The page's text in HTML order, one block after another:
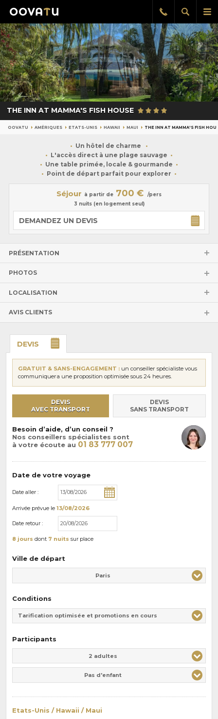
le
Afficher
la
Rappel
gratuit
THE INN AT MAMMA'S FISH HOUSE
OOVATU AMÉRIQUES ETATS-UNIS HAWAII MAUI THE INN AT MAMMA'S FISH
Un hôtel de charme
L'accès direct à une plage sauvage
Une table primée, locale & gourmande
Point de départ parfait pour explorer
Séjour à partir de 700 €
/pers
3 nuits (en logement seul)
DEMANDEZ UN DEVIS
PRÉSENTATION
PHOTOS
LOCALISATION
AVIS CLIENTS
DEVIS
GRATUIT & SANS-ENGAGEMENT : un conseiller spécialiste vous
communiquera une proposition optimisée sous 24 heures.
DEVIS
AVEC TRANSPORT
DEVIS
SANS TRANSPORT
Besoin d’aide, d’un conseil ?
Nos conseillers spécialistes sont
à votre écoute au 01 83 777 007
Date de votre voyage
Date aller :
Arrivée prévue le 13/08/2026
Date retour :
8 jours dont 7 nuits sur place
Ville de départ
Paris
Conditions
Tarification optimisée et promotions en cours
Participants
2 adultes
Pas d'enfant
Etats-Unis / Hawaii / Maui